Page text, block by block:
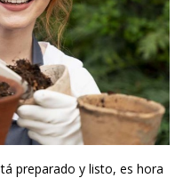
preparado y listo, es hora